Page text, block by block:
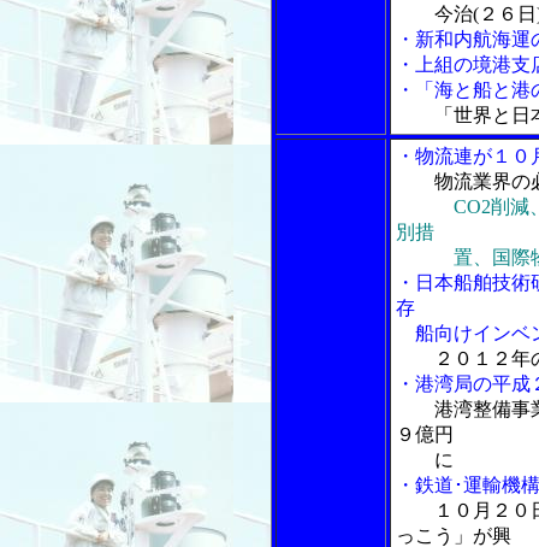
今治(２６日
・新和内航海
・上組の境港
・「海と船と
「世界と
・物流連が１
物流業界の
CO2削減
別措
置、国際物
・日本船舶技
存
船向けインベ
２０１２
・港湾局の平
港湾整備事
９億円
に
・鉄道･運輸機
１０月２
っこう」が興